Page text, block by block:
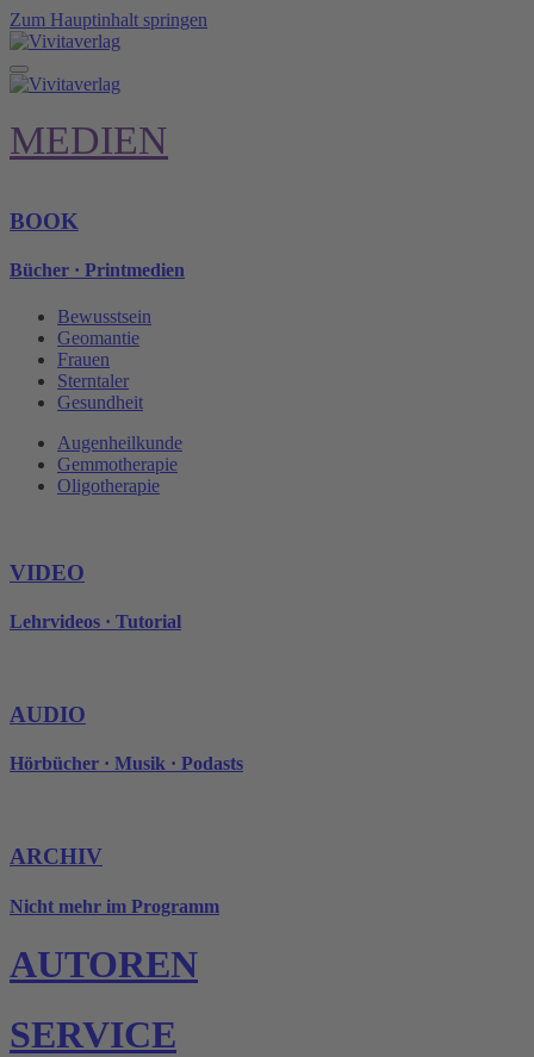
Zum Hauptinhalt springen
MEDIEN
BOOK
Bücher · Printmedien
Bewusstsein
Geomantie
Frauen
Sterntaler
Gesundheit
Augenheilkunde
Gemmotherapie
Oligotherapie
VIDEO
Lehrvideos · Tutorial
AUDIO
Hörbücher · Musik · Podasts
ARCHIV
Nicht mehr im Programm
AUTOREN
SERVICE